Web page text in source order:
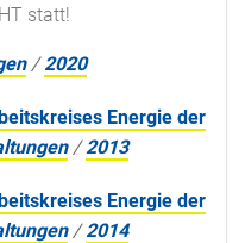
statt!
/2020
Energie der
/2013
Energie der
/2014